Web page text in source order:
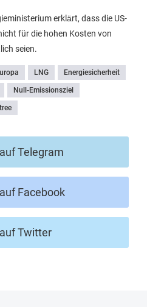
erklärt, dass die US-
für die hohen Kosten von
seien.
LNG Energiesicherheit
Null-Emissionsziel
Telegram
Facebook
Twitter